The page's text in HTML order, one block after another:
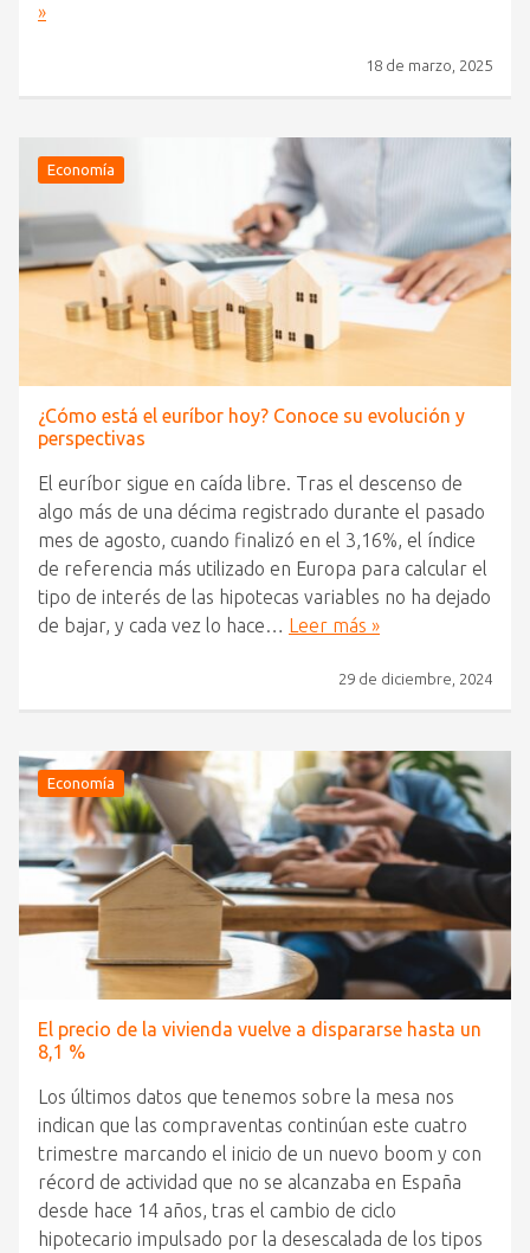
»
18 de marzo, 2025
Economía
¿Cómo está el euríbor hoy? Conoce su evolución y
perspectivas
El euríbor sigue en caída libre. Tras el descenso de
algo más de una décima registrado durante el pasado
mes de agosto, cuando finalizó en el 3,16%, el índice
de referencia más utilizado en Europa para calcular el
tipo de interés de las hipotecas variables no ha dejado
de bajar, y cada vez lo hace… Leer más »
29 de diciembre, 2024
Economía
El precio de la vivienda vuelve a dispararse hasta un
8,1 %
Los últimos datos que tenemos sobre la mesa nos
indican que las compraventas continúan este cuatro
trimestre marcando el inicio de un nuevo boom y con
récord de actividad que no se alcanzaba en España
desde hace 14 años, tras el cambio de ciclo
hipotecario impulsado por la desescalada de los tipos